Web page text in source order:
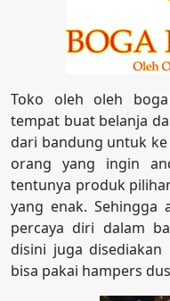
Toko oleh oleh
tempat buat belanja
dari bandung untuk
orang yang ingin
tentunya produk
yang enak. Sehingga
percaya diri dalam
disini juga
bisa pakai hampers